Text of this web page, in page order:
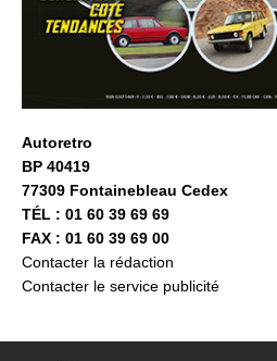
Autoretro
BP 40419
77309 Fontainebleau Cedex
TÉL : 01 60 39 69 69
FAX : 01 60 39 69 00
Contacter la rédaction
Contacter le service publicité